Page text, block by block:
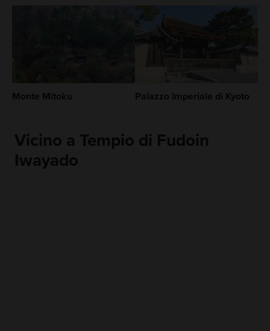
Monte Mitoku Palazzo Imperiale di Kyoto
Vicino a Tempio di Fudoin
Iwayado